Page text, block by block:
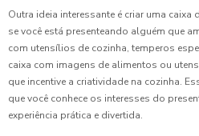
Outra ideia interessante é criar uma
se você está presenteando alguém que
com utensílios de cozinha, temperos
caixa com imagens de alimentos ou
que incentive a criatividade na cozinha.
que você conhece os interesses do
experiência prática e divertida.